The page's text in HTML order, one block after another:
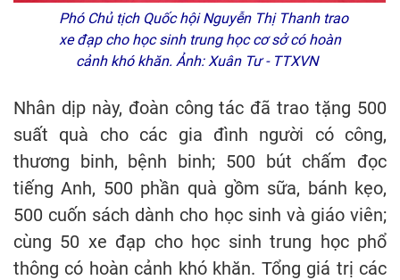
Phó Chủ tịch Quốc hội Nguyễn Thị Thanh trao
xe đạp cho học sinh trung học cơ sở có hoàn
cảnh khó khăn. Ảnh: Xuân Tư - TTXVN
Nhân dịp này, đoàn công tác đã trao tặng 500
suất quà cho các gia đình người có công,
thương binh, bệnh binh; 500 bút chấm đọc
tiếng Anh, 500 phần quà gồm sữa, bánh kẹo,
500 cuốn sách dành cho học sinh và giáo viên;
cùng 50 xe đạp cho học sinh trung học phổ
thông có hoàn cảnh khó khăn. Tổng giá trị các